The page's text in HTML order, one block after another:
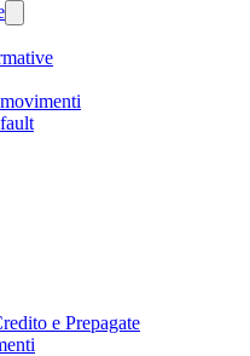
e Prepagate